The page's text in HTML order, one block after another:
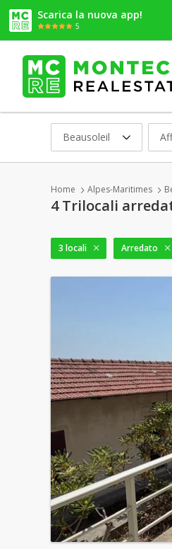
Scarica la nuova app!
5
Beausoleil
Home Alpes-Maritimes
4 Trilocali
3 locali Arredato